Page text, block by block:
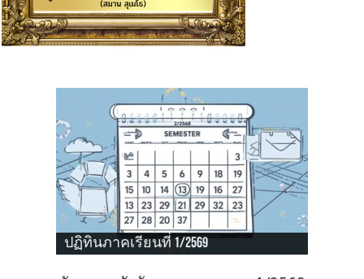
ปฏิทินภาคเรียนที่ 1/2569